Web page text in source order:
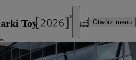
Otwórz menu
Toyota Professional